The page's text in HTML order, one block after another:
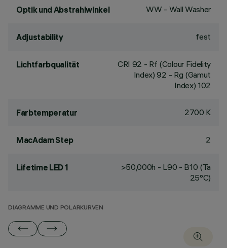
Optik und Abstrahlwinkel WW - Wall Washer
Adjustability fest
Lichtfarbqualität CRI 92 - Rf (Colour Fidelity
Index) 92 - Rg (Gamut
Index) 102
Farbtemperatur 2700 K
MacAdam Step 2
Lifetime LED 1
>50,000h - L90 - B10 (Ta
25°C)
DIAGRAMME UND POLARKURVEN